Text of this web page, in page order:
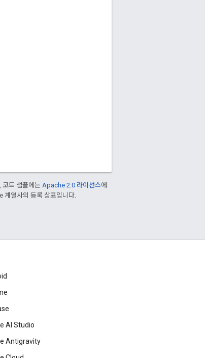
코드 샘플에는 Apache 2.0 라이선스에
열사의 등록 상표입니다.
AI Studio
Antigravity